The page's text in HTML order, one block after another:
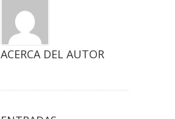
ACERCA DEL AUTOR